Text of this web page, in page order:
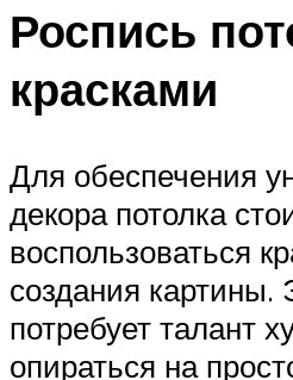
Роспись
красками
Для обеспечения
декора потолка
воспользоваться
создания картины.
потребует талант
опираться на